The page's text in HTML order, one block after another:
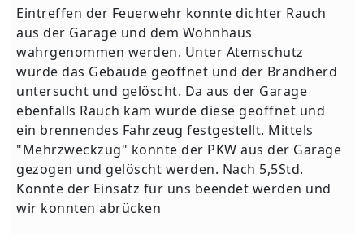
Eintreffen der Feuerwehr konnte dichter Rauch
aus der Garage und dem Wohnhaus
wahrgenommen werden. Unter Atemschutz
wurde das Gebäude geöffnet und der Brandherd
untersucht und gelöscht. Da aus der Garage
ebenfalls Rauch kam wurde diese geöffnet und
ein brennendes Fahrzeug festgestellt. Mittels
"Mehrzweckzug" konnte der PKW aus der Garage
gezogen und gelöscht werden. Nach 5,5Std.
Konnte der Einsatz für uns beendet werden und
wir konnten abrücken